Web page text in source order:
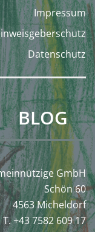
Impressum
Datenschutz
BLOG
GmbH
Schön 60
4563 Micheldorf
T. +43 7582 609 17